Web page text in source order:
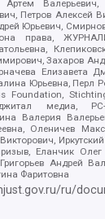
Артем
Петров Алексей
Юрьевич,
права,
Захаров
Елизавета
Юрьевна, Перл
Foundation,
медиа,
Валерия
Оленичев
Еланчик Олег
Андрей
Фаритовна
ru/